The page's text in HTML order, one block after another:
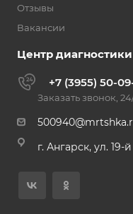
Отзывы
Вакансии
Центр
+7 (3955) 50-
Заказать звонок,
г. Ангарск, ул.